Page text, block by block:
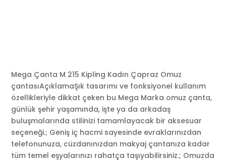
Mega Çanta M 215 Kipling Kadın Çapraz Omuz
çantasıAçıklamaŞık tasarımı ve fonksiyonel kullanım
özellikleriyle dikkat çeken bu Mega Marka omuz çanta,
günlük şehir yaşamında, işte ya da arkadaş
buluşmalarında stilinizi tamamlayacak bir aksesuar
seçeneği.; Geniş iç hacmi sayesinde evraklarınızdan
telefonunuza, cüzdanınızdan makyaj çantanıza kadar
tüm temel eşyalarınızı rahatça taşıyabilirsiniz.; Omuzda